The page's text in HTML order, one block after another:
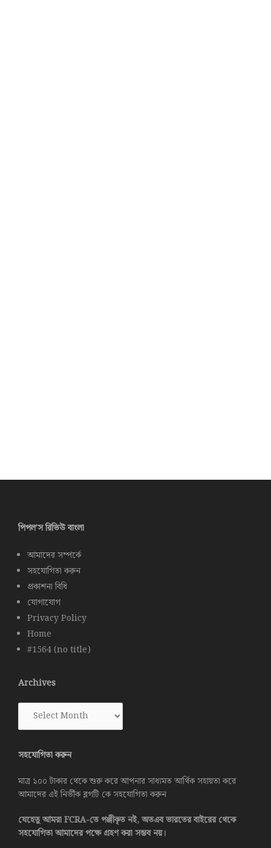
পিপল’স রিভিউ বাংলা
আমাদের সম্পর্কে
সহযোগিতা করুন
প্রকাশনা বিধি
যোগাযোগ
Privacy Policy
Home
#1564 (no title)
Archives
Archives
সহযোগিতা করুন
মাত্র ১০০ টাকার থেকে শুরু করে আপনার সাধ্যমত আর্থিক সহায়তা করে
আমাদের এই নির্ভীক ব্লগটি কে সহযোগিতা করুন
যেহেতু আমরা FCRA-তে পঞ্জীকৃত নই, অতএব ভারতের বাইরের থেকে
সহযোগিতা আমাদের পক্ষে গ্রহণ করা সম্ভব নয়।